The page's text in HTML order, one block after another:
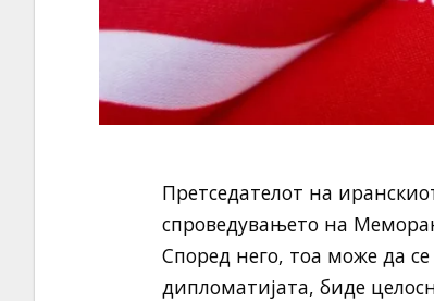
Претседателот на
спроведувањето на
Според него, тоа може да
дипломатијата, биде